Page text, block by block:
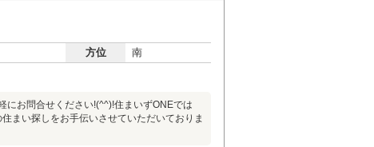
方位 南
にお問合せください!(^^)!住まいずONEでは
まい探しをお手伝いさせていただいておりま